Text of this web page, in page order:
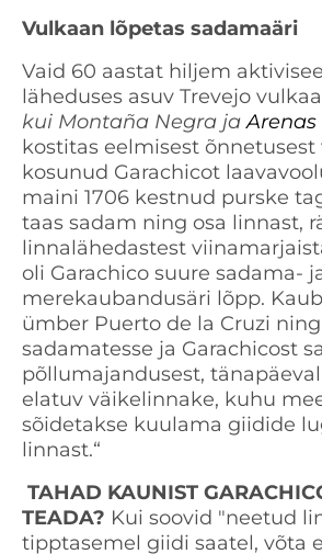
Vulkaan lõpetas sadamaäri
Vaid 60 aastat hiljem
läheduses asuv Trevejo
kui Montaña Negra ja
kostitas eelmisest õnnetusest
kosunud Garachicot
maini 1706 kestnud purske
taas sadam ning osa linnast,
linnalähedastest
oli Garachico suure sadama-
merekaubandusäri lõpp.
ümber Puerto de la Cruzi
sadamatesse ja Garachicost
põllumajandusest,
elatuv väikelinnake, kuhu
sõidetakse kuulama giidide
linnast.“
TAHAD KAUNIST
TEADA? Kui soovid "neetud
tipptasemel giidi saatel, võta